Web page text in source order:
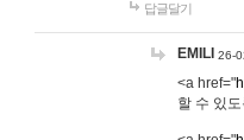
답글달기
EMILI 26-
<a href="
할 수 있